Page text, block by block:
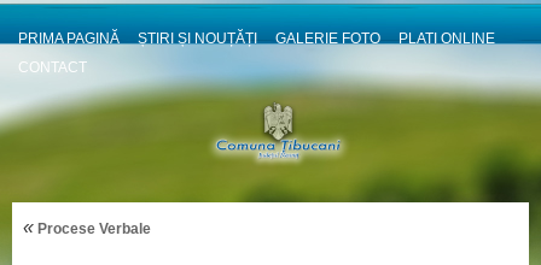
PRIMA PAGINĂ ȘTIRI ȘI NOUȚĂȚI GALERIE FOTO
PLATI ONLINE
CONTACT
«Procese Verbale